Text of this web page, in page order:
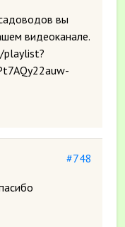
вы
видеоканале.
playlist?
#748